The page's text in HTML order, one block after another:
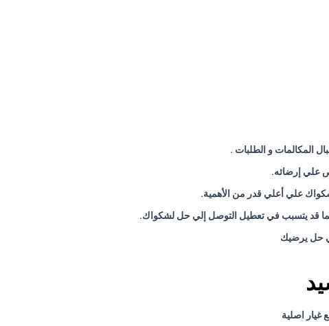
المكالمات و الطلبات .
علي إرضائه.
.
.
حل يرضيك
غيار اصلية